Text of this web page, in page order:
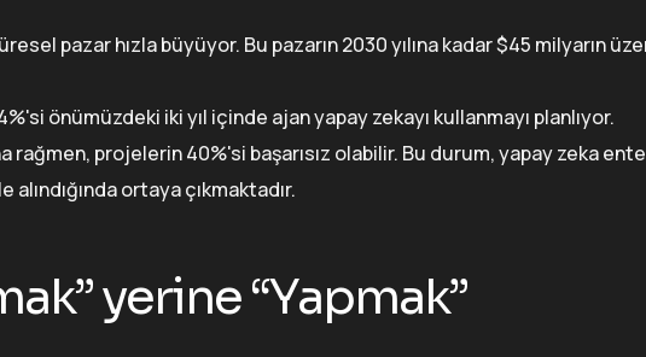
pazar hızla büyüyor. Bu pazarın 2030 yılına kadar $45 milyarın
önümüzdeki iki yıl içinde ajan yapay zekayı kullanmayı planlıyor.
rağmen, projelerin 40%'si başarısız olabilir. Bu durum, yapay zeka
ortaya çıkmaktadır.
yerine “Yapmak”